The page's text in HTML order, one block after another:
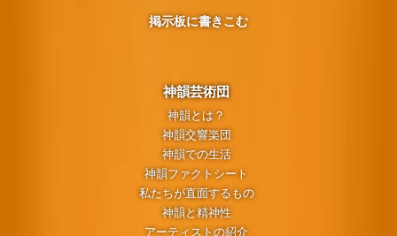
神韻芸術団
神韻とは？
神韻交響楽団
神韻での生活
神韻ファクトシート
私たちが直面するもの
神韻と精神性
アーティストの紹介
掲示板に書きこむ